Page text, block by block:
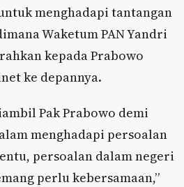
menghadapi tantangan
Waketum PAN Yandri
kepada Prabowo
ke depannya.
Pak Prabowo demi
menghadapi persoalan
persoalan dalam negeri
perlu kebersamaan,”